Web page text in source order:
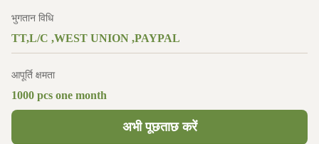
भुगतान विधि
TT,L/C ,WEST UNION ,PAYPAL
आपूर्ति क्षमता
1000 pcs one month
अभी पूछताछ करें